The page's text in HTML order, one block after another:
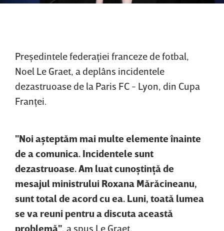
Preşedintele federaţiei franceze de fotbal,
Noel Le Graet, a deplâns incidentele
dezastruoase de la Paris FC - Lyon, din Cupa
Franţei.
"Noi aşteptăm mai multe elemente înainte
de a comunica. Incidentele sunt
dezastruoase. Am luat cunoştinţă de
mesajul ministrului Roxana Mărăcineanu,
sunt total de acord cu ea. Luni, toată lumea
se va reuni pentru a discuta această
problemă" , a spus Le Graet.